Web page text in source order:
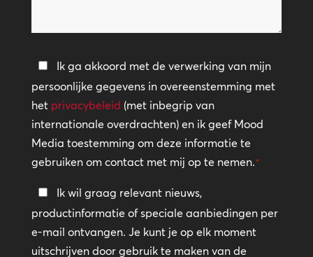
helpen?
Privacybeleid
*
Ik ga akkoord met de verwerking van mijn
persoonlijke gegevens in overeenstemming met
het privacybeleid (met inbegrip van
internationale overdrachten) en ik geef Mood
Media toestemming om deze informatie te
gebruiken om contact met mij op te nemen.*
Blijf
in
contact
Ik wil graag relevant nieuws,
productinformatie of speciale aanbiedingen per
e-mail ontvangen. Je kunt je op elk moment
uitschrijven door gebruik te maken van de